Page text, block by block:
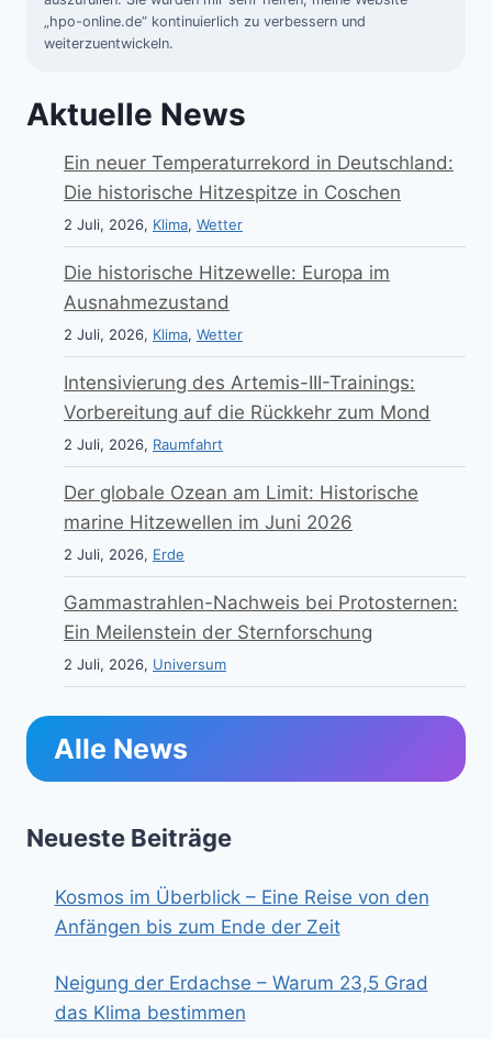
„hpo-online.de“ kontinuierlich zu verbessern und
weiterzuentwickeln.
Aktuelle News
Ein neuer Temperaturrekord in Deutschland:
Die historische Hitzespitze in Coschen
2 Juli, 2026, Klima, Wetter
Die historische Hitzewelle: Europa im
Ausnahmezustand
2 Juli, 2026, Klima, Wetter
Intensivierung des Artemis-III-Trainings:
Vorbereitung auf die Rückkehr zum Mond
2 Juli, 2026, Raumfahrt
Der globale Ozean am Limit: Historische
marine Hitzewellen im Juni 2026
2 Juli, 2026, Erde
Gammastrahlen-Nachweis bei Protosternen:
Ein Meilenstein der Sternforschung
2 Juli, 2026, Universum
Alle News
Neueste Beiträge
Kosmos im Überblick – Eine Reise von den
Anfängen bis zum Ende der Zeit
Neigung der Erdachse – Warum 23,5 Grad
das Klima bestimmen